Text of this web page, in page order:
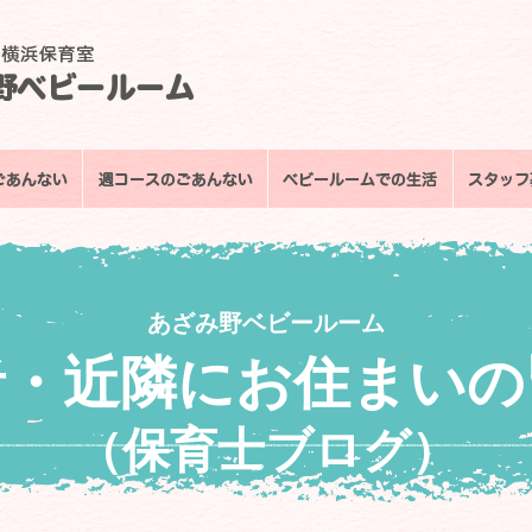
あざみ野ベビールーム
近隣にお住まい
（保育士ブログ）